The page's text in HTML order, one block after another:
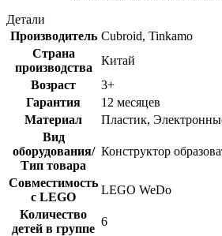
Детали
Производитель Cubroid, Tinkamo
Страна
производства
Китай
Возраст
3+
Гарантия
12 месяцев
Материал
Пластик,
Вид
оборудования/
Тип товара
Конструктор
Совместимость
с LEGO
LEGO WeDo
Количество
детей в группе
6